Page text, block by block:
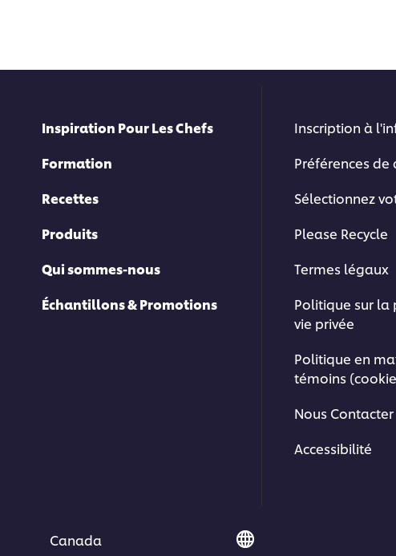
Inspiration Pour Les Chefs
Formation
Recettes
Produits
Qui sommes-nous
Échantillons & Promotions
Inscription à
Préférences de
Sélectionnez
Please Recycle
Termes légaux
Politique sur
vie privée
Politique en
témoins
Nous Contacter
Accessibilité
Canada